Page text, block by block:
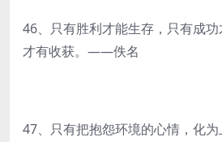
46、只有胜利才能生存，只有成
才有收获。——佚名
47、只有把抱怨环境的心情，化